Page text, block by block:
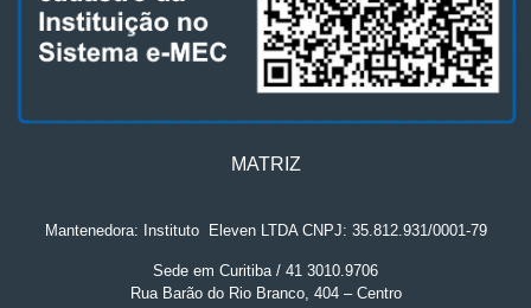
MATRIZ
Mantenedora: Instituto. Eleven LTDA CNPJ: 35.812.931/0001-79
Sede em Curitiba / 41 3010.9706
Rua Barão do Rio Branco, 404 – Centro